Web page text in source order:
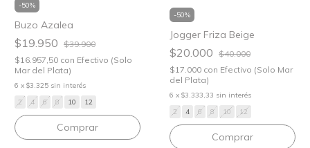
-50%
Buzo Azalea
$19.950 $39.900
$16.957,50 con Efectivo (Solo
Mar del Plata)
6 x $3.325 sin interés
2
4 6 8 10 12
Comprar
-50%
Jogger Friza Beige
$20.000 $40.000
$17.000 con Efectivo (Solo Mar
del Plata)
6 x $3.333,33 sin interés
2
4 6 8 10 12
Comprar